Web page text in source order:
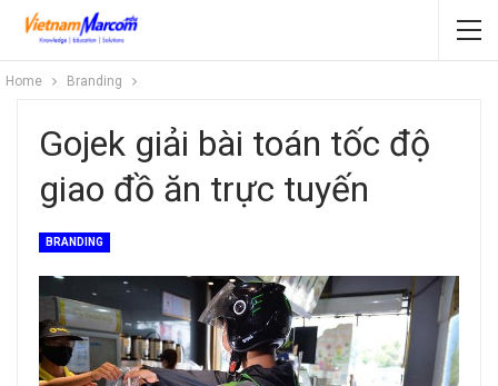
Home Branding
Gojek giải bài toán tốc độ
giao đồ ăn trực tuyến
BRANDING